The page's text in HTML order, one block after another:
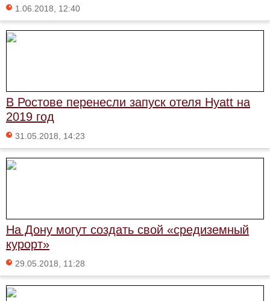
1.06.2018, 12:40
В Ростове перенесли запуск отеля Hyatt на
2019 год
31.05.2018, 14:23
На Дону могут создать свой «средиземный
курорт»
29.05.2018, 11:28